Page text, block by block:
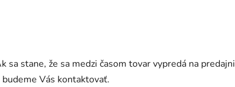
sa stane, že sa medzi časom tovar vypredá na predajni
budeme Vás kontaktovať.